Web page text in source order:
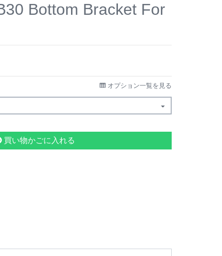
Bottom Bracket For
オプション一覧を見る
買い物かごに入れる